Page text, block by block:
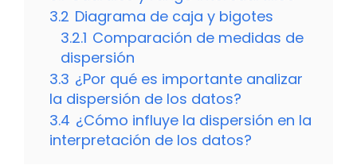
3.2 Diagrama de caja y bigotes
3.2.1 Comparación de medidas de
dispersión
3.3 ¿Por qué es importante analizar
la dispersión de los datos?
3.4 ¿Cómo influye la dispersión en la
interpretación de los datos?